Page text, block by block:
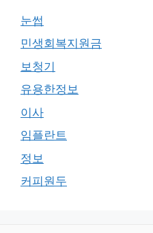
눈썹
민생회복지원금
보청기
유용한정보
이사
임플란트
정보
커피원두